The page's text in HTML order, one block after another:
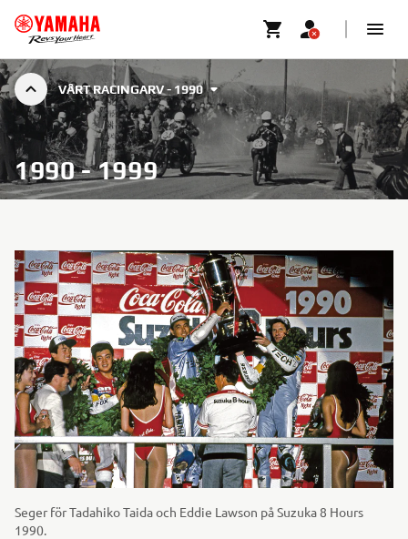
VÅRT RACINGARV - 1990
1990 - 1999
Seger för Tadahiko Taida och Eddie Lawson på Suzuka 8 Hours
1990.